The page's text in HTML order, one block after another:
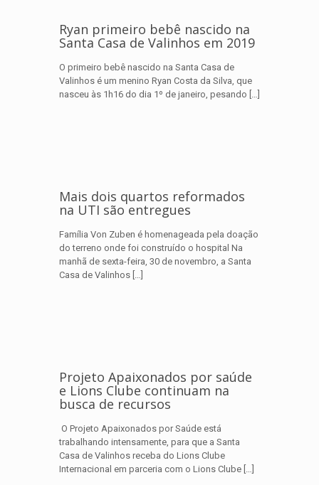
Ryan primeiro bebê nascido na
Santa Casa de Valinhos em 2019
O primeiro bebê nascido na Santa Casa de
Valinhos é um menino Ryan Costa da Silva, que
nasceu às 1h16 do dia 1º de janeiro, pesando […]
Mais dois quartos reformados
na UTI são entregues
Família Von Zuben é homenageada pela doação
do terreno onde foi construído o hospital Na
manhã de sexta-feira, 30 de novembro, a Santa
Casa de Valinhos […]
Projeto Apaixonados por saúde
e Lions Clube continuam na
busca de recursos
O Projeto Apaixonados por Saúde está
trabalhando intensamente, para que a Santa
Casa de Valinhos receba do Lions Clube
Internacional em parceria com o Lions Clube […]